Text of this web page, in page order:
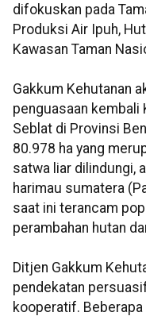
difokuskan pada
Produksi Air Ipuh,
Kawasan Taman
Gakkum Kehutanan
penguasaan kembali
Seblat di Provinsi
80.978 ha yang
satwa liar dilindungi,
harimau sumatera
saat ini terancam
perambahan hutan
Ditjen Gakkum
pendekatan
kooperatif.